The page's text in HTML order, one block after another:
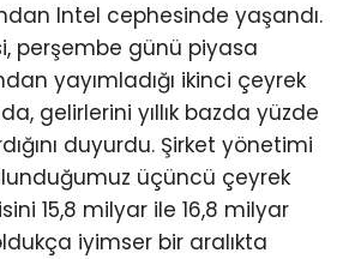
Intel cephesinde yaşandı.
perşembe günü piyasa
yayımladığı ikinci çeyrek
gelirlerini yıllık bazda yüzde
duyurdu. Şirket yönetimi
üçüncü çeyrek
15,8 milyar ile 16,8 milyar
iyimser bir aralıkta